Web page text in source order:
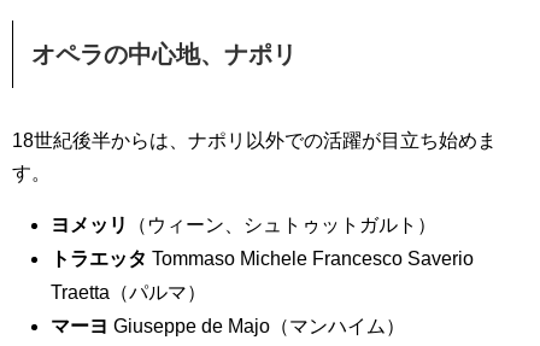
オペラの中心地、ナポリ
18世紀後半からは、ナポリ以外での活躍が目立ち始めま
す。
ヨメッリ
（ウィーン、シュトゥットガルト）
トラエッタ Tommaso Michele Francesco Saverio
Traetta（パルマ）
マーヨ Giuseppe de Majo（マンハイム）